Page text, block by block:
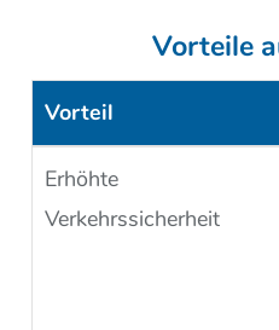
Vorteile
Vorteil
Erhöhte
Verkehrssicherheit